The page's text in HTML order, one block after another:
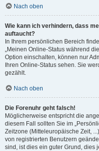
Nach oben
Wie kann ich verhindern, dass
auftaucht?
In Ihrem persönlichen Bereich
„Meinen Online-Status während
Option einschalten, können nur
Ihren Online-Status sehen. Sie
gezählt.
Nach oben
Die Forenuhr geht falsch!
Möglicherweise entspricht die
diesem Fall sollten Sie im
Zeitzone (Mitteleuropäische Zeit,
von registrierten Benutzern
sind, ist dies ein guter Grund, dies